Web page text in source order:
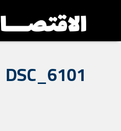
DSC_6101